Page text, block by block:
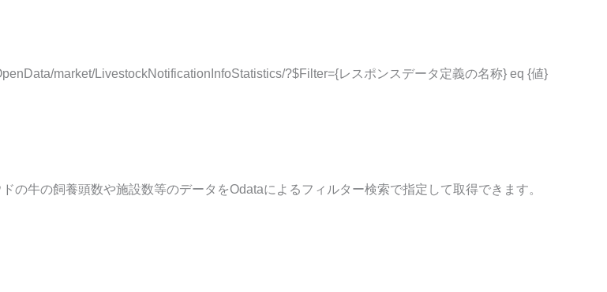
market/LivestockNotificationInfoStatistics/?$Filter={レスポンスデータ定義の名称} eq {値}
の牛の飼養頭数や施設数等のデータをOdataによるフィルター検索で指定して取得できます。